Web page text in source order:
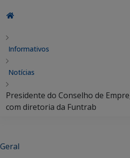
Informativos
Notícias
Presidente do Conselho de
com diretoria da Funtrab
Geral